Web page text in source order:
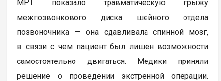
МРТ показало травматическую грыжу
межпозвонкового диска шейного отдела
позвоночника — она сдавливала спинной мозг,
в связи с чем пациент был лишен возможности
самостоятельно двигаться. Медики приняли
решение о проведении экстренной операции.